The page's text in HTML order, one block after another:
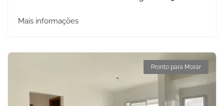
Mais informações
Pronto para Morar